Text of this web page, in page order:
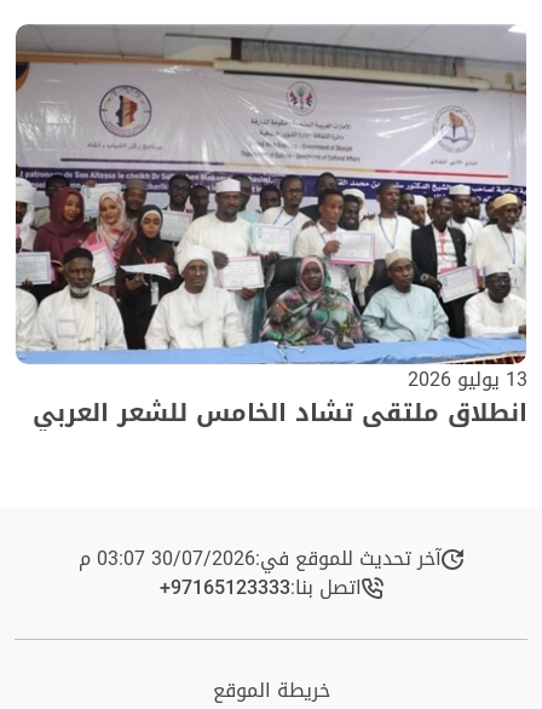
13 يوليو 2026
انطلاق ملتقى تشاد الخامس للشعر العربي
آخر تحديث للموقع في:30/07/2026 03:07 م
اتصل بنا:+97165123333​
خريطة الموقع